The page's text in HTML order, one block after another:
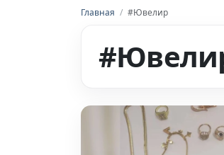
Главная / #Ювелир